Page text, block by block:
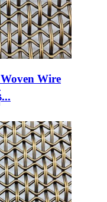
Wire